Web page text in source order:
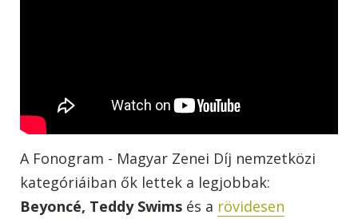
A Fonogram - Magyar Zenei Díj nemzetközi
kategóriáiban ők lettek a legjobbak:
Beyoncé, Teddy Swims és a rövidesen